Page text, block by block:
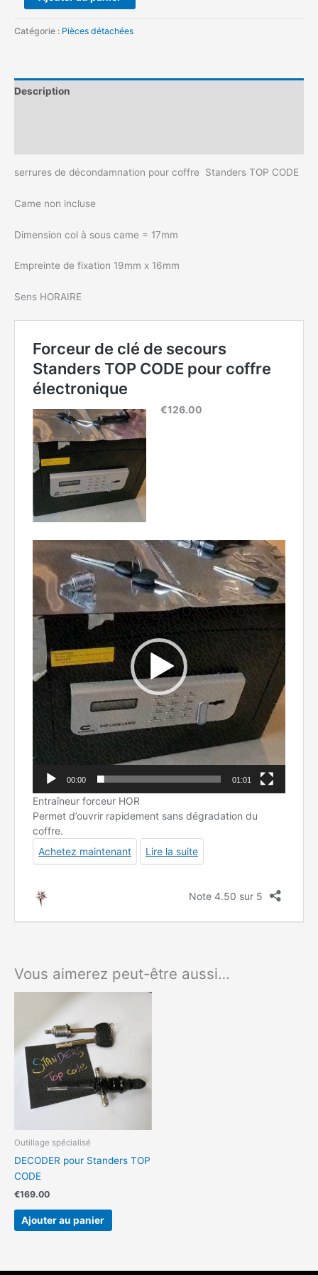
Catégorie : Pièces détachées
Description
serrures de décondamnation pour coffre Standers TOP CODE
Came non incluse
Dimension col à sous came = 17mm
Empreinte de fixation 19mm x 16mm
Sens HORAIRE
Vous aimerez peut-être aussi…
Outillage spécialisé
DECODER pour Standers TOP
CODE
€169.00
Ajouter au panier